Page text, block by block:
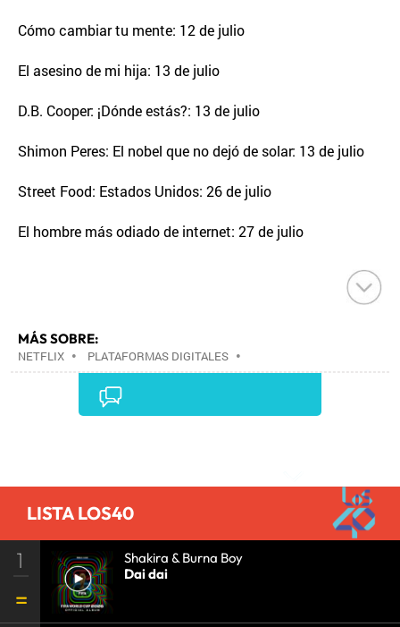
Cómo cambiar tu mente: 12 de julio
El asesino de mi hija: 13 de julio
D.B. Cooper: ¡Dónde estás?: 13 de julio
Shimon Peres: El nobel que no dejó de solar: 13 de julio
Street Food: Estados Unidos: 26 de julio
El hombre más odiado de internet: 27 de julio
MÁS SOBRE:
NETFLIX • PLATAFORMAS DIGITALES •
TELEVISIÓN IP•TELEVISIÓN•INTERNET•
•ECONOMÍA
MEDIOS COMUNICACIÓN•COMUNICACIONES•
LISTA LOS40
1
Shakira & Burna Boy
Dai dai